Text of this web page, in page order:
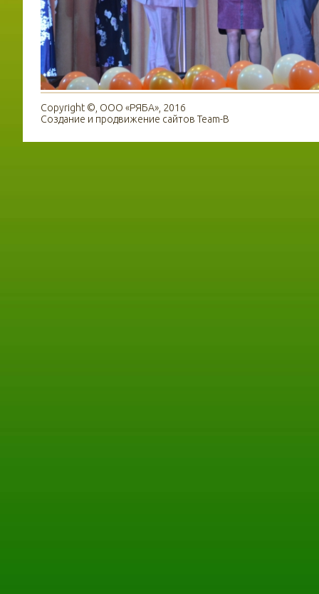
Copyright ©, ООО «РЯБА», 2016
Создание и продвижение сайтов Team-B